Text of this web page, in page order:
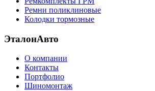
Ремни поликлиновые
Колодки тормозные
ЭталонАвто
О компании
Контакты
Портфолио
Шиномонтаж